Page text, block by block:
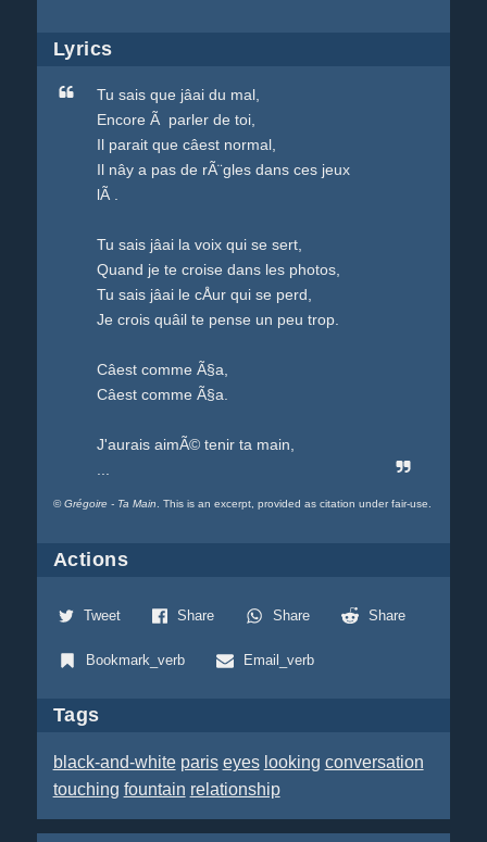
Lyrics
Tu sais que jâai du mal,
Encore Ã parler de toi,
Il parait que câest normal,
Il nây a pas de rÃ¨gles dans ces jeux
lÃ .
Tu sais jâai la voix qui se sert,
Quand je te croise dans les photos,
Tu sais jâai le cÅur qui se perd,
Je crois quâil te pense un peu trop.
Câest comme Ã§a,
Câest comme Ã§a.
J'aurais aimÃ© tenir ta main,
©Grégoire - Ta Main . This is an excerpt, provided as citation under fair-use.
Actions
Tweet Share Share Share
Bookmark_verb Email_verb
Tags
black-and-white paris eyes looking conversation
touching fountain relationship